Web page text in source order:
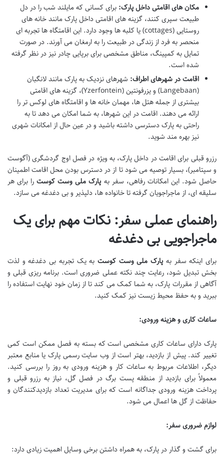
مکان های اقامتی داخل پارک: برای کسانی که مایلند شب را در دل
طبیعت سپری کنند، گزینه های اقامتی داخل پارک مانند خانه های
روستایی (cottages) یا کلبه ها وجود دارد. این اقامتگاه ها تجربه ای
منحصر به فرد از زندگی در طبیعت را به ارمغان می آورند. در صورت
تمایل به کمپینگ، مناطق مشخصی برای برپایی چادر نیز در نظر گرفته
شده است.
اقامت در شهرهای اطراف: شهرهای نزدیک به پارک مانند لانگبان
(Langebaan) و یزرفونتین (Yzerfontein)، گزینه های اقامتی
بیشتری از جمله هتل ها، مهمان خانه ها و اقامتگاه های لوکس تر را
ارائه می دهند. اقامت در این شهرها، به شما امکان می دهد تا به
راحتی به پارک دسترسی داشته باشید و در عین حال از امکانات شهری
نیز بهره مند شوید.
رزرو قبلی برای اقامت در داخل پارک، به ویژه در فصل اوج گردشگری (آگوست
و سپتامبر)، بسیار توصیه می شود تا از در دسترس بودن محل اقامت اطمینان
حاصل شود. این امکانات رفاهی، سفر به پارک ملی وست کوسترا برای هر
سلیقه ای، از ماجراجویان گرفته تا خانواده ها، دلپذیر و بی دغدغه می سازد.
راهنمای عملی سفر: نکات مهم برای یک
ماجراجویی بی دغدغه
برای اینکه سفر به پارک ملی وست کوست به یک تجربه بی دغدغه و لذت
بخش تبدیل شود، رعایت چند نکته عملی ضروری است. برنامه ریزی قبلی و
آگاهی از مقررات پارک، به شما کمک می کند تا از زمان خود نهایت استفاده را
ببرید و به حفظ محیط زیست نیز کمک کنید.
ساعات کاری و هزینه ورودی:
پارک دارای ساعات کاری مشخصی است که بسته به فصل ممکن است کمی
تغییر کند. پیش از بازدید، بهتر است از وب سایت رسمی پارک یا منابع معتبر
دیگر، اطلاعات مربوط به ساعات کار و هزینه ورودی به روز را بررسی کنید.
معمولاً برای بازدید از منطقه پست برگ در فصل گل، نیاز به رزرو قبلی و
پرداخت هزینه ورودی جداگانه است که برای مدیریت تعداد بازدیدکنندگان و
حفاظت از گل ها اعمال می شود.
لوازم ضروری سفر:
برای گشت و گذار در پارک، به همراه داشتن برخی وسایل اهمیت زیادی دارد: